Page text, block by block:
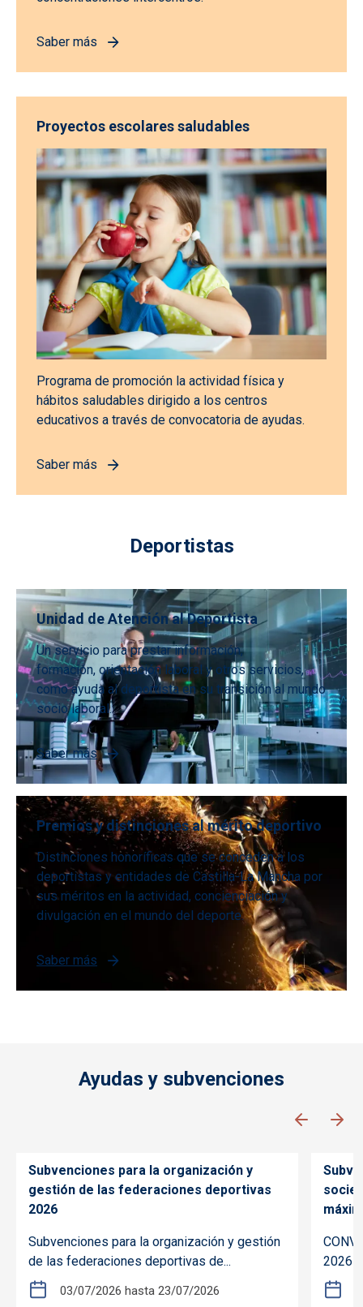
Saber más
Proyectos escolares saludables
Programa de promoción la actividad física y
hábitos saludables dirigido a los centros
educativos a través de convocatoria de ayudas.
Saber más
Deportistas
Unidad de Atención al Deportista
Un servicio para prestar información,
formación, orientación laboral y otros servicios,
como ayuda al deportista en su transición al mundo
socio laboral.
Saber más
Premios y distinciones al mérito deportivo
Distinciones honoríficas que se conceden a los
deportistas y entidades de Castilla-La Mancha por
sus méritos en la actividad, concienciación y
divulgación en el mundo del deporte.
Saber más
Ayudas y subvenciones
Subvenciones para la organización y
gestión de las federaciones deportivas
2026
Subvenciones para la organización y gestión
de las federaciones deportivas de...
03/07/2026 hasta 23/07/2026
2026